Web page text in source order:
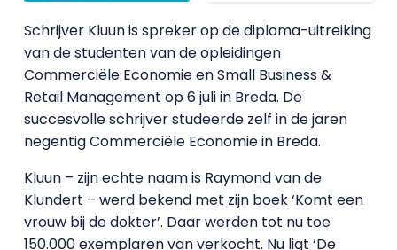
Schrijver Kluun is spreker op de diploma-uitreiking
van de studenten van de opleidingen
Commerciële Economie en Small Business &
Retail Management op 6 juli in Breda. De
succesvolle schrijver studeerde zelf in de jaren
negentig Commerciële Economie in Breda.
Kluun – zijn echte naam is Raymond van de
Klundert – werd bekend met zijn boek ‘Komt een
vrouw bij de dokter’. Daar werden tot nu toe
150.000 exemplaren van verkocht. Nu ligt ‘De